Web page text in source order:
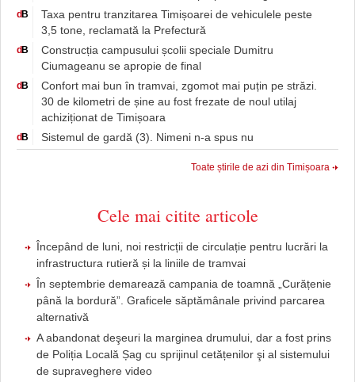
dB
Taxa pentru tranzitarea Timișoarei de vehiculele peste
3,5 tone, reclamată la Prefectură
dB
Construcția campusului școlii speciale Dumitru
Ciumageanu se apropie de final
dB
Confort mai bun în tramvai, zgomot mai puțin pe străzi.
30 de kilometri de șine au fost frezate de noul utilaj
achiziționat de Timișoara
dB Sistemul de gardă (3). Nimeni n-a spus nu
Toate știrile de azi din Timișoara
Cele mai citite articole
Începând de luni, noi restricții de circulație pentru lucrări la
infrastructura rutieră și la liniile de tramvai
În septembrie demarează campania de toamnă „Curățenie
până la bordură”. Graficele săptămânale privind parcarea
alternativă
A abandonat deşeuri la marginea drumului, dar a fost prins
de Poliția Locală Șag cu sprijinul cetățenilor şi al sistemului
de supraveghere video